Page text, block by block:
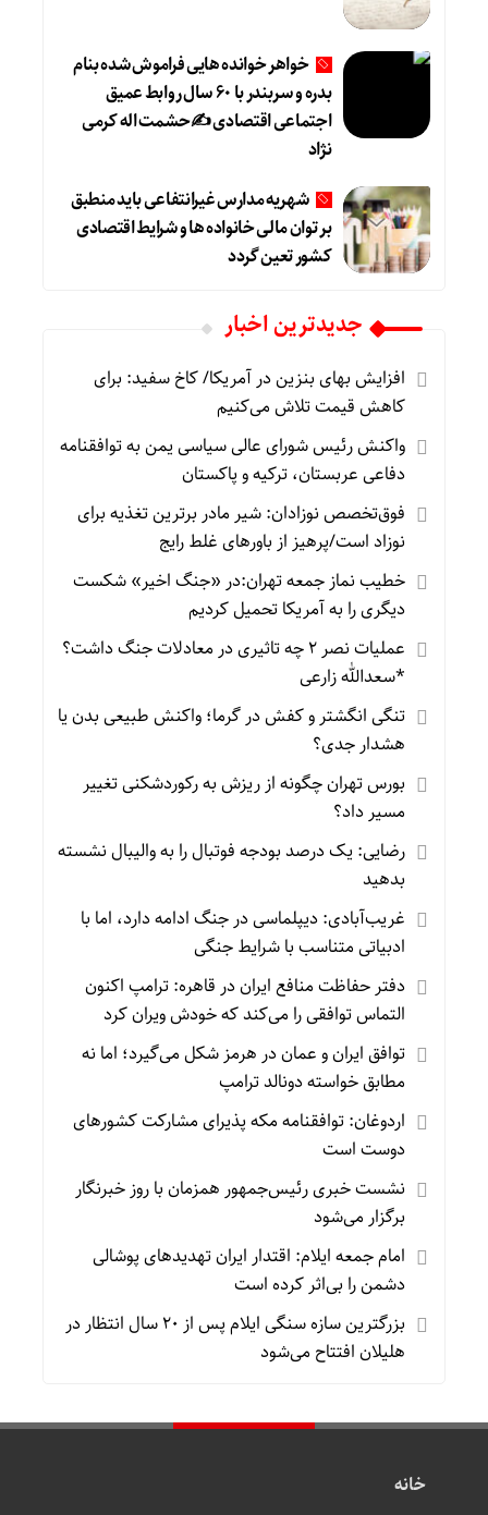
خواهر خوانده هایی فراموش شده بنام
بدره و سربندر با ۶۰ سال روابط عمیق
اجتماعی اقتصادی ✍حشمت اله کرمی
نژاد
شهریه مدارس غیرانتفاعی باید منطبق
بر توان مالی خانواده ها و شرایط اقتصادی
کشور تعین گردد
جديدترين اخبار
افزایش بهای بنزین در آمریکا/ کاخ سفید: برای
کاهش قیمت تلاش می‌کنیم
واکنش رئیس شورای عالی سیاسی یمن به توافقنامه
دفاعی عربستان، ترکیه و پاکستان
فوق‌تخصص نوزادان: شیر مادر برترین تغذیه برای
نوزاد است/پرهیز از باورهای غلط رایج
خطیب نماز جمعه تهران:در «جنگ اخیر» شکست
دیگری را به آمریکا تحمیل کردیم
عملیات نصر ۲ چه تاثیری در معادلات جنگ داشت؟
*سعدالله زارعی
تنگی انگشتر و کفش در گرما؛ واکنش طبیعی بدن یا
هشدار جدی؟
بورس تهران چگونه از ریزش به رکوردشکنی تغییر
مسیر داد؟
رضایی: یک درصد بودجه فوتبال را به والیبال نشسته
بدهید
غریب‌آبادی: دیپلماسی در جنگ ادامه دارد، اما با
ادبیاتی متناسب با شرایط جنگی
دفتر حفاظت منافع ایران در قاهره: ترامپ اکنون
التماس توافقی را می‌کند که خودش ویران کرد
توافق ایران و عمان در هرمز شکل می‌گیرد؛ اما نه
مطابق خواسته دونالد ترامپ
اردوغان: توافقنامه مکه پذیرای مشارکت کشورهای
دوست است
نشست خبری رئیس‌جمهور همزمان با روز خبرنگار
برگزار می‌شود
امام جمعه ایلام: اقتدار ایران تهدیدهای پوشالی
دشمن را بی‌اثر کرده است
بزرگترین سازه سنگی ایلام پس از ۲۰ سال انتظار در
هلیلان افتتاح می‌شود
خانه